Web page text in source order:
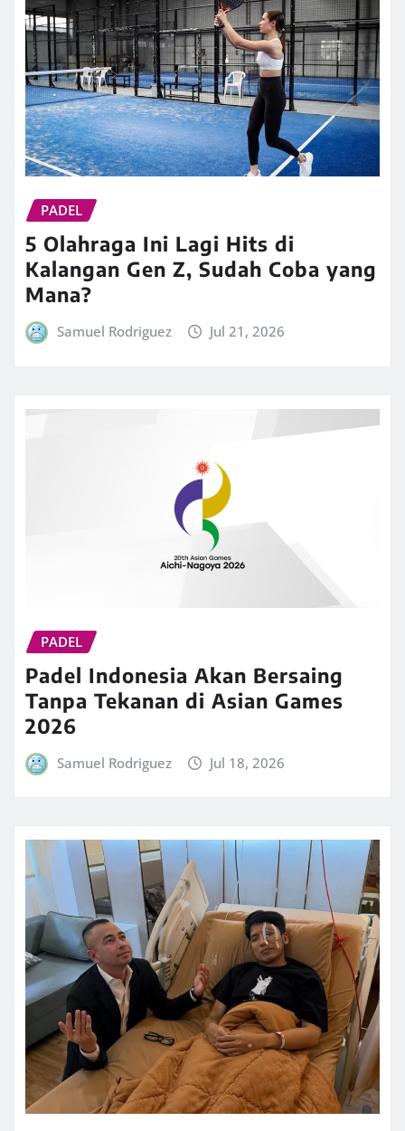
PADEL
5 Olahraga Ini Lagi Hits di
Kalangan Gen Z, Sudah Coba yang
Mana?
Samuel Rodriguez Jul 21, 2026
PADEL
Padel Indonesia Akan Bersaing
Tanpa Tekanan di Asian Games
2026
Samuel Rodriguez Jul 18, 2026